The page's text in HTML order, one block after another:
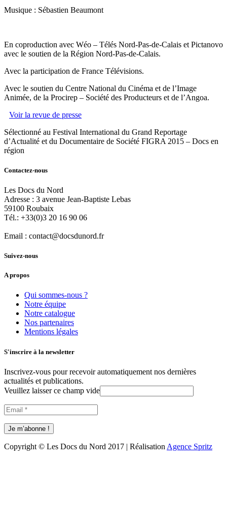
Musique : Sébastien Beaumont
En coproduction avec Wéo – Télés Nord-Pas-de-Calais et Pictanovo
avec le soutien de la Région Nord-Pas-de-Calais.
Avec la participation de France Télévisions.
Avec le soutien du Centre National du Cinéma et de l’Image
Animée, de la Procirep – Société des Producteurs et de l’Angoa.
Voir la revue de presse
Sélectionné au Festival International du Grand Reportage
d’Actualité et du Documentaire de Société FIGRA 2015 – Docs en
région
Contactez-nous
Les Docs du Nord
Adresse : 3 avenue Jean-Baptiste Lebas
59100 Roubaix
Tél.: +33(0)3 20 16 90 06
Email : contact@docsdunord.fr
Suivez-nous
A propos
Qui sommes-nous ?
Notre équipe
Notre catalogue
Nos partenaires
Mentions légales
S'inscrire à la newsletter
Inscrivez-vous pour recevoir automatiquement nos dernières
actualités et publications.
Veuillez laisser ce champ vide
Copyright © Les Docs du Nord 2017 | Réalisation Agence Spritz